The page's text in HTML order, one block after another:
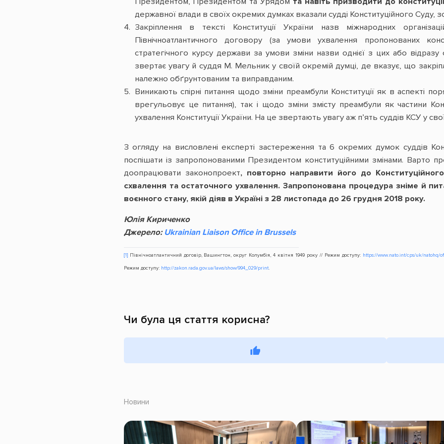
державної влади в своїх окремих думках вказали судді Конституційного Суду,
Закріплення в тексті Конституції України назв міжнародних
Північноатлантичного договору (за умови ухвалення пропонованих
стратегічного курсу держави за умови зміни назви однієї з цих або
звертає увагу й суддя М. Мельник у своїй окремій думці, де вказує, що
належно обґрунтованим та виправданим.
Виникають спірні питання щодо зміни преамбули Конституції як в аспекті
врегульовує це питання), так і щодо зміни змісту преамбули як частини
ухвалення Конституції України. На це звертають увагу аж п’ять суддів КСУ у
З огляду на висловлені експерті застереження та 6 окремих думок суддів
поспішати із запропонованими Президентом конституційними змінами. Варто
доопрацювати законопроект, повторно направити його до
схвалення та остаточного ухвалення. Запропонована процедура зніме й
воєнного стану, якій діяв в Україні з 28 листопада до 26 грудня 2018 року.
Юлія Кириченко
Джерело: Ukrainian Liaison Office in Brussels
[1] Північноатлантичний договір, Вашингтон, округ Колумбія, 4 квітня 1949 року // Режим доступу: https://www.nato.int/cps/uk/natohq/
Режим доступу: http://zakon.rada.gov.ua/laws/show/994_029/print.
Чи була ця стаття корисна?
Новини